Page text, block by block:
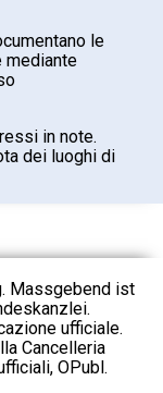
le
mediante
in note.
dei luoghi di
Massgebend ist
ufficiale.
Cancelleria
OPubl.